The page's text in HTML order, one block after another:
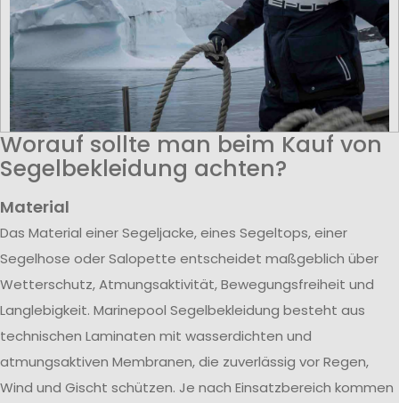
Worauf sollte man beim Kauf von
Segelbekleidung achten?
Material
Das Material einer Segeljacke, eines Segeltops, einer
Segelhose oder Salopette entscheidet maßgeblich über
Wetterschutz, Atmungsaktivität, Bewegungsfreiheit und
Langlebigkeit. Marinepool Segelbekleidung besteht aus
technischen Laminaten mit wasserdichten und
atmungsaktiven Membranen, die zuverlässig vor Regen,
Wind und Gischt schützen. Je nach Einsatzbereich kommen